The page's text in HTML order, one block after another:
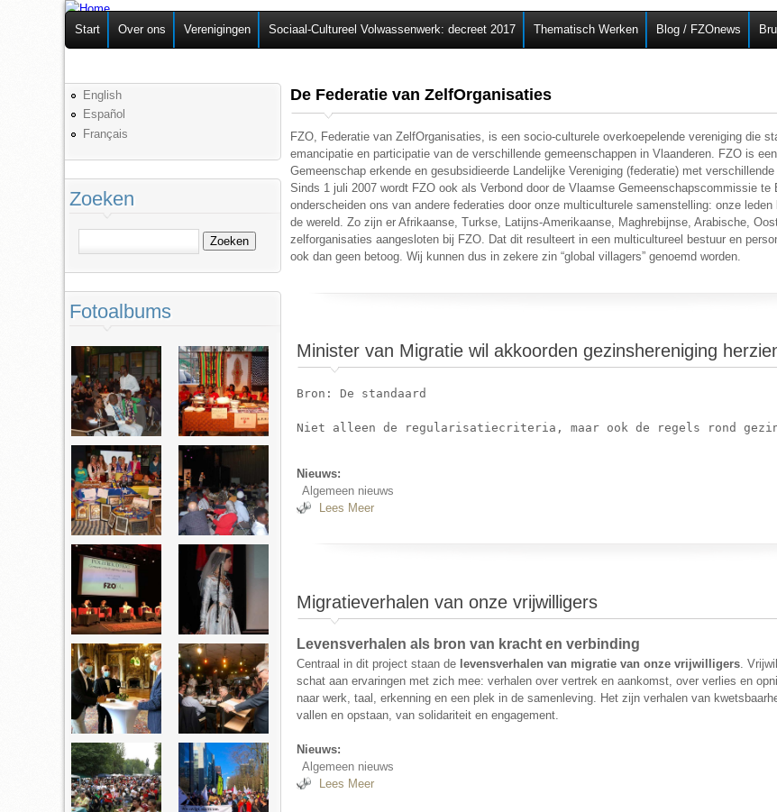
Overslaan en naar de
algemene inhoud gaan
Federatie van
Zelforganisaties
Start Over ons Verenigingen Sociaal-Cultureel Volwassenwerk: decreet 2017 Thematisch Werken Blog / FZOnews
De Federatie van ZelfOrganisaties
FZO, Federatie van ZelfOrganisaties, is een socio-culturele overkoepelende vereniging die
emancipatie en participatie van de verschillende gemeenschappen in Vlaanderen. FZO is
Gemeenschap erkende en gesubsidieerde Landelijke Vereniging (federatie) met
Sinds 1 juli 2007 wordt FZO ook als Verbond door de Vlaamse Gemeenschapscommissie te
onderscheiden ons van andere federaties door onze multiculturele samenstelling: onze
de wereld. Zo zijn er Afrikaanse, Turkse, Latijns-Amerikaanse, Maghrebijnse, Arabische,
zelforganisaties aangesloten bij FZO. Dat dit resulteert in een multicultureel bestuur en
ook dan geen betoog. Wij kunnen dus in zekere zin “global villagers” genoemd worden.
Minister van Migratie wil akkoorden gezinshereniging
Bron: De standaard
Niet alleen de regularisatiecriteria, maar ook de regels rond
Nieuws:
Algemeen nieuws
Lees MeerOver Minister Van Migratie Wil Akkoorden Gezinshereniging Herzien
Migratieverhalen van onze vrijwilligers
Levensverhalen als bron van kracht en verbinding
Centraal in dit project staan de levensverhalen van migratie van onze vrijwilligers.
schat aan ervaringen met zich mee: verhalen over vertrek en aankomst, over verlies en
naar werk, taal, erkenning en een plek in de samenleving. Het zijn verhalen van
vallen en opstaan, van solidariteit en engagement.
Nieuws:
Algemeen nieuws
Lees MeerOver Migratieverhalen Van Onze Vrijwilligers
English
Español
Français
Zoeken
Fotoalbums